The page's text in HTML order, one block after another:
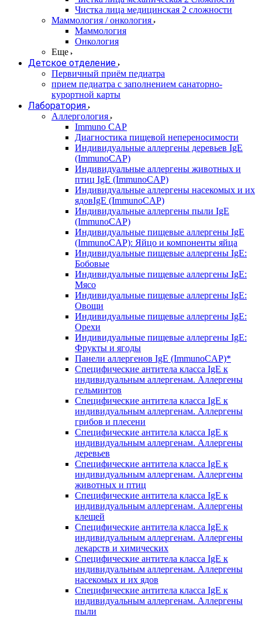
Чистка лица медицинская 2 сложности
Маммология / онкология
Маммология
Онкология
Еще
Детское отделение
Первичный приём педиатра
прием педиатра с заполнением санаторно-
курортной карты
Лаборатория
Аллергология
Immuno CAP
Диагностика пищевой непереносимости
Индивидуальные аллергены деревьев IgE
(ImmunoCAP)
Индивидуальные аллергены животных и
птиц IgE (ImmunoCAP)
Индивидуальные аллергены насекомых и их
ядовIgE (ImmunoCAP)
Индивидуальные аллергены пыли IgE
(ImmunoCAP)
Индивидуальные пищевые аллергены IgE
(ImmunoCAP): Яйцо и компоненты яйца
Индивидуальные пищевые аллергены IgE:
Бобовые
Индивидуальные пищевые аллергены IgE:
Мясо
Индивидуальные пищевые аллергены IgE:
Овощи
Индивидуальные пищевые аллергены IgE:
Орехи
Индивидуальные пищевые аллергены IgE:
Фрукты и ягоды
Панели аллергенов IgE (ImmunoCAP)*
Специфические антитела класса IgE к
индивидуальным аллергенам. Аллергены
гельминтов
Специфические антитела класса IgE к
индивидуальным аллергенам. Аллергены
грибов и плесени
Специфические антитела класса IgE к
индивидуальным аллергенам. Аллергены
деревьев
Специфические антитела класса IgE к
индивидуальным аллергенам. Аллергены
животных и птиц
Специфические антитела класса IgE к
индивидуальным аллергенам. Аллергены
клещей
Специфические антитела класса IgE к
индивидуальным аллергенам. Аллергены
лекарств и химических
Специфические антитела класса IgE к
индивидуальным аллергенам. Аллергены
насекомых и их ядов
Специфические антитела класса IgE к
индивидуальным аллергенам. Аллергены
пыли